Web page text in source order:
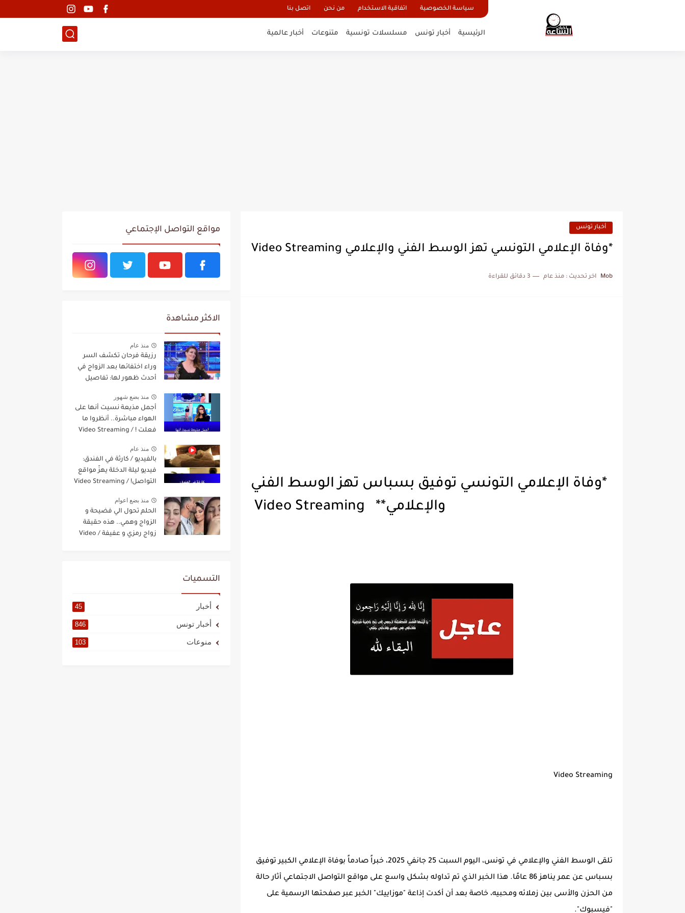
سياسة الخصوصية اتفاقية الاستخدام من نحن اتصل بنا
الرئيسية أخبار تونس مسلسلات تونسية متنوعات أخبار عالمية
أخبار تونس
*وفاة الإعلامي التونسي تهز الوسط الفني والإعلامي Video Streaming
Mob اخر تحديث : منذ عام 3 دقائق للقراءة
*وفاة الإعلامي التونسي توفيق بسباس تهز الوسط الفني
والإعلامي** Video Streaming
Video Streaming
تلقى الوسط الفني والإعلامي في تونس، اليوم السبت 25 جانفي 2025، خبراً صادماً بوفاة الإعلامي الكبير توفيق
بسباس عن عمر يناهز 86 عامًا. هذا الخبر الذي تم تداوله بشكل واسع على مواقع التواصل الاجتماعي أثار حالة
من الحزن والأسى بين زملائه ومحبيه، خاصة بعد أن أكدت إذاعة "موزاييك" الخبر عبر صفحتها الرسمية على
"فيسبوك".
مواقع التواصل الإجتماعي
الاكثر مشاهدة
منذ عام
رزيقة فرحان تكشف السر
وراء اختفائها بعد الزواج في
أحدث ظهور لها: تفاصيل
منذ بضع شهور
أجمل مذيعة نسيت أنها على
الهواء مباشرة.. أنظروا ما
فعلت ! / Video Streaming
منذ عام
بالفيديو / كارثة في الفندق:
فيديو ليلة الدخلة يهزّ مواقع
التواصل! / Video Streaming
منذ بضع اعوام
الحلم تحول الي فضيحة و
الزواج وهمي.. هذه حقيقة
زواج رمزي و عفيفة / Video
التسميات
أخبار 45
أخبار تونس 846
منوعات 103